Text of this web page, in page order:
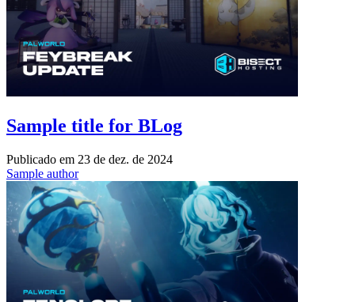
Sample title for BLog
Publicado em 23 de dez. de 2024
Sample author